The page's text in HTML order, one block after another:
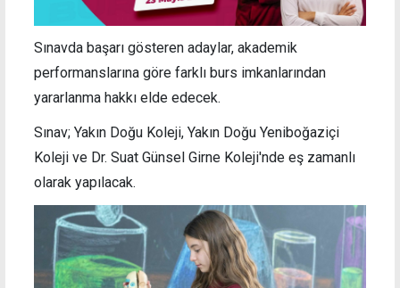
Sınavda başarı gösteren adaylar, akademik
performanslarına göre farklı burs imkanlarından
yararlanma hakkı elde edecek.
Sınav; Yakın Doğu Koleji, Yakın Doğu Yeniboğaziçi
Koleji ve Dr. Suat Günsel Girne Koleji'nde eş zamanlı
olarak yapılacak.